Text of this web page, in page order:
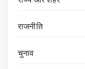
राजनीति
चुनाव